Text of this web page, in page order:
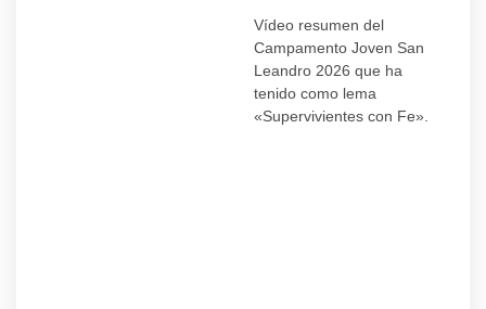
Vídeo resumen del
Campamento Joven San
Leandro 2026 que ha
tenido como lema
«Supervivientes con Fe».